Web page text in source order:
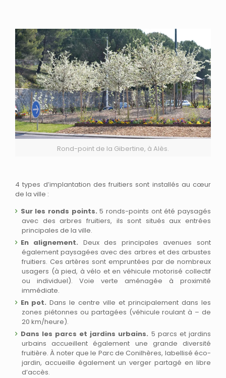
Rond-point de la Gibertine, à Alès.
4 types d’implantation des fruitiers sont installés au cœur
de la ville :
Sur les ronds points. 5 ronds-points ont été paysagés
avec des arbres fruitiers, ils sont situés aux entrées
principales de la ville.
En alignement. Deux des principales avenues sont
également paysagées avec des arbres et des arbustes
fruitiers. Ces artères sont empruntées par de nombreux
usagers (à pied, à vélo et en véhicule motorisé collectif
ou individuel). Voie verte aménagée à proximité
immédiate.
En pot. Dans le centre ville et principalement dans les
zones piétonnes ou partagées (véhicule roulant à – de
20 km/heure).
Dans les parcs et jardins urbains. 5 parcs et jardins
urbains accueillent également une grande diversité
fruitière. À noter que le Parc de Conilhères, labellisé éco-
jardin, accueille également un verger partagé en libre
d’accès.